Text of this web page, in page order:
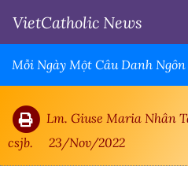
VietCatholic News
Mỗi Ngày Một Câu Danh
Lm. Giuse Maria Nhân
csjb.
23/Nov/2022